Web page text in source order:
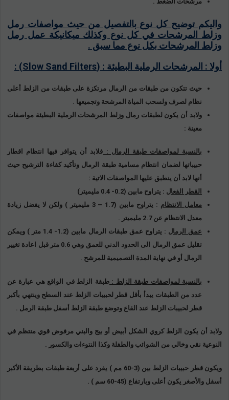
واليكم توضيح كل نوع بالتفصيل من حيث مواصفات رمل
وزلط المرشحات في كل نوع وكذلك ميكانيكة عمل رمل
وزلط المرشحات بكل نوع مما سبق .
أولا : المرشحات الرملية البطيئة : (Slow Sand Filters
) :
حيث تتكون من طبقات من الرمال مرتكزة على طبقات من الزلط أعلى
نظام لصرف ولسحب المياة المرشحة وتجميعها .
ولابد أن يكون لطبقات رمال وزلط المرشحات الرملية البطيئة مواصفات
معينة :
بالنسبة لمواصفات طبقة الرمال : فلابد أن يتوافر فيها انتظام اقطار
حبيباتها لضمان انتظام مسامية طبقة الرمال وتأكيد كفاءة الترشيح حيث
أنها لابد أن ينطبق عليها المواصفات الاتية :
القطر الفعال : يتراوح مابين (0.2- 0.4 مليميتر)
معامل الانتظام
: يتراوح مابين (1.7 – 3 مليميتر ) ولكن لا يفضل زيادة
معدل الانتظام عن 2.7 مليميتر .
عمق الرمال
: يتراوح عمق طبقات الرمال مابين (1.2- 1.4 متر ) ويمكن
تقليل عمق الرمال الى الحدود الدني للعمق وهي 0.6 متر قبل اعادة تغيير
الرمال أو في نهاية المدة التصميمية للمرشح .
بالنسبة لمواصفات طبقة الزلط :طبقة الزلط في الواقع هي عبارة عن
عدد من الطبقات يبدأ بأقل قطر لحبيبات الزلط عند السطح وينتهي بأكبر
قطر لحبيبات الزلط عند القاع وتوضع طبقة الزلط أسفل طبقة الرمل .
ولابد أن يكون الزلط كروي الشكل أبيض أو بيج والبني مرفوض قوي منتظم في
النوعية نقي وخالي من الشوائب والطفلة وكذا النتوءات والكسور .
ويكون قطر حبيبات الزلط بين (3-60 مم ) يفرد على أربعة طبقات بطريقة الأكبر
أسفل والأصغر يكون أعلى وبارتفاع (45-60 سم ) .